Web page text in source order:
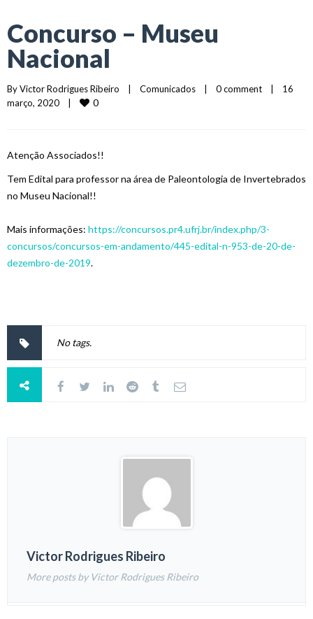
Concurso – Museu
Nacional
By Victor Rodrigues Ribeiro | Comunicados | 0 comment |
16
março, 2020 | 0
Atenção Associados!!
Tem Edital para professor na área de Paleontologia de Invertebrados
no Museu Nacional!!
Mais informações: https://concursos.pr4.ufrj.br/index.php/3-
concursos/concursos-em-andamento/445-edital-n-953-de-20-de-
dezembro-de-2019.
No tags.
Victor Rodrigues Ribeiro
More posts by Victor Rodrigues Ribeiro